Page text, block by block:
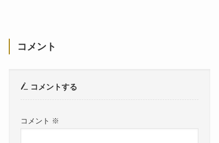
コメント
コメントする
コメント ※